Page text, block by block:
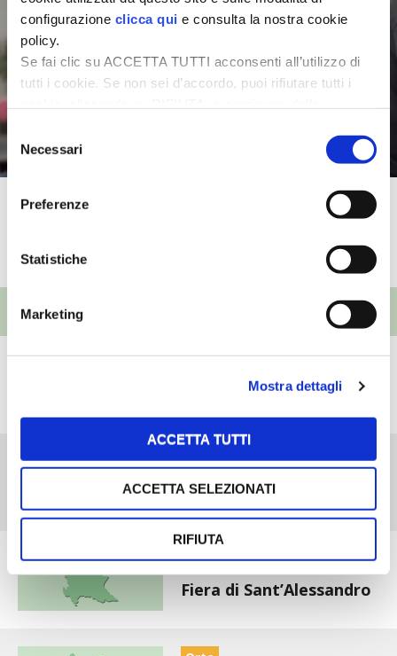
configurazione clicca qui e consulta la nostra cookie
policy.
Se fai clic su ACCETTA TUTTI acconsenti all’utilizzo di
tutti i cookie. Se non sei d’accordo, puoi rifiutare tutti i
desideri accettare e cliccando ACCETTA SELEZIONATI.
del
consenso
Necessari
Preferenze
Statistiche
Marketing
Mostra dettagli
ACCETTA TUTTI
ACCETTA SELEZIONATI
RIFIUTA
Waterworks
TUTTI I VIDEO
EVENTI
25ª Murabilia
La Nuova Millenaria
Allevamenti
Fiera di Sant’Alessandro